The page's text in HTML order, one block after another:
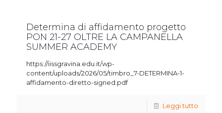
Determina di affidamento progetto
PON 21-27 OLTRE LA CAMPANELLA
SUMMER ACADEMY
https://iissgravina.edu.it/wp-
content/uploads/2026/05/timbro_7-DETERMINA-1-
affidamento-diretto-signed.pdf
Leggi tutto